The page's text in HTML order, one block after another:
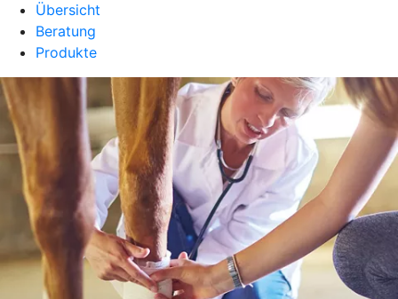
Übersicht
Beratung
Produkte